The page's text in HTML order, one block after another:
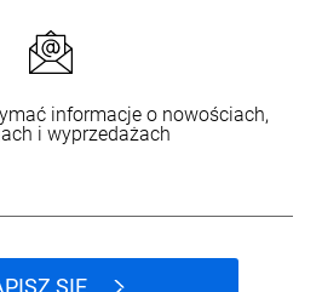
informacje o nowościach,
i wyprzedażach
SIĘ